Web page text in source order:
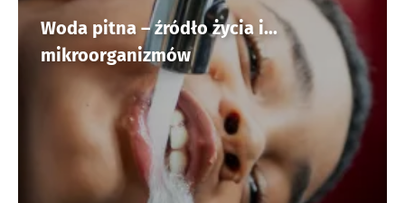
Woda pitna – źródło życia i...
mikroorganizmów